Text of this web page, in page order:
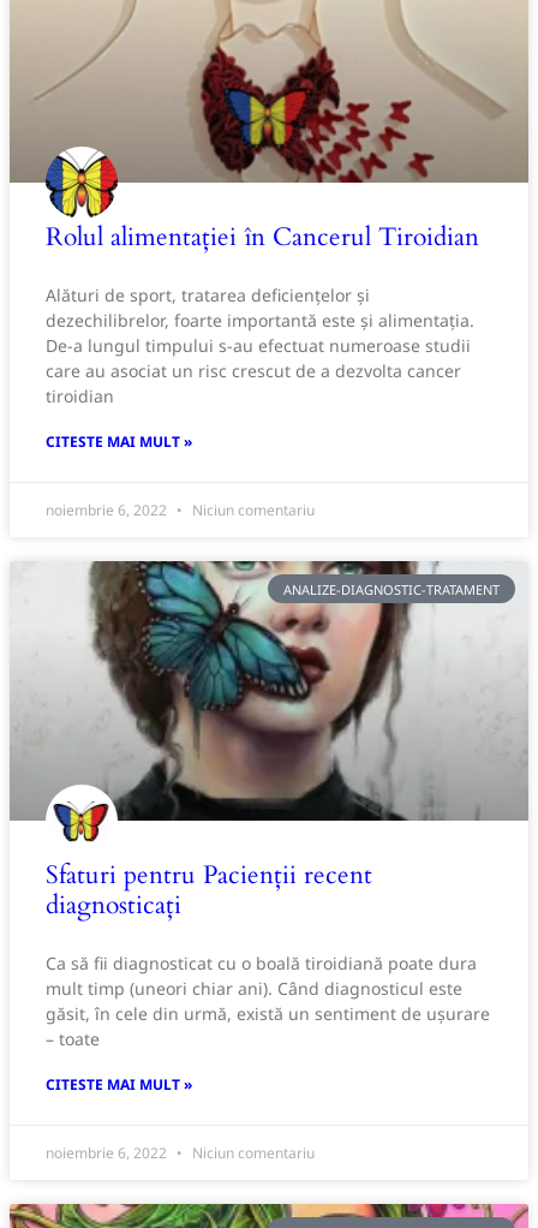
Rolul alimentației în Cancerul Tiroidian
Alături de sport, tratarea deficiențelor şi
dezechilibrelor, foarte importantă este şi alimentația.
De-a lungul timpului s-au efectuat numeroase studii
care au asociat un risc crescut de a dezvolta cancer
tiroidian
CITESTE MAI MULT »
noiembrie 6, 2022 Niciun comentariu
ANALIZE-DIAGNOSTIC-TRATAMENT
Sfaturi pentru Pacienții recent
diagnosticați
Ca să fii diagnosticat cu o boală tiroidiană poate dura
mult timp (uneori chiar ani). Când diagnosticul este
găsit, în cele din urmă, există un sentiment de ușurare
– toate
CITESTE MAI MULT »
noiembrie 6, 2022 Niciun comentariu